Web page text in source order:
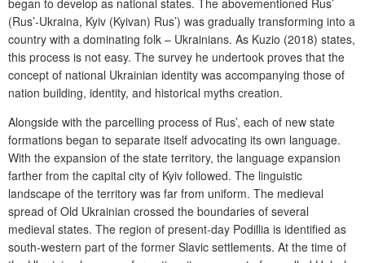
began to develop as national states. The abovementioned Rus’
(Rus’-Ukraina, Kyiv (Kyivan) Rus’) was gradually transforming into a
country with a dominating folk – Ukrainians. As Kuzio (2018) states,
this process is not easy. The survey he undertook proves that the
concept of national Ukrainian identity was accompanying those of
nation building, identity, and historical myths creation.
Alongside with the parcelling process of Rus’, each of new state
formations began to separate itself advocating its own language.
With the expansion of the state territory, the language expansion
farther from the capital city of Kyiv followed. The linguistic
landscape of the territory was far from uniform. The medieval
spread of Old Ukrainian crossed the boundaries of several
medieval states. The region of present-day Podillia is identified as
south-western part of the former Slavic settlements. At the time of